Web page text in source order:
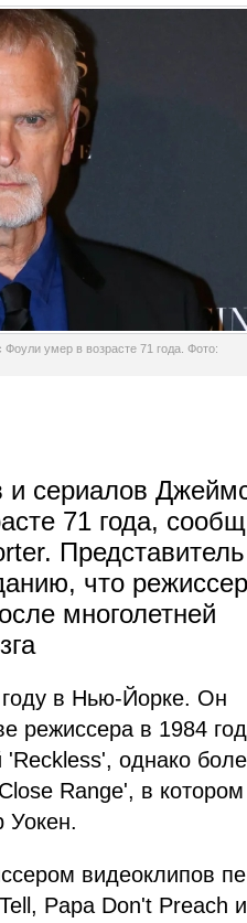
умер в возрасте 71 года. Фото:
сериалов
71 года,
Представитель
что режиссер
многолетней
в Нью-Йорке. Он
режиссера в 1984
однако
Range', в
видеоклипов
Papa Don't Preach